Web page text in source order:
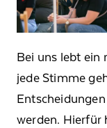
Bei uns lebt ein
jede Stimme
werden. Hierfür